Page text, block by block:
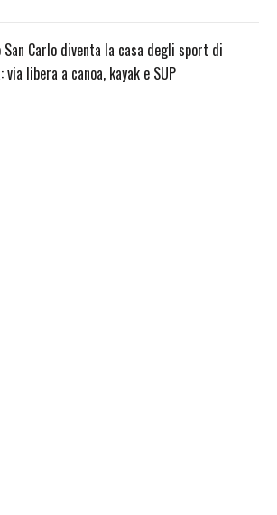
San Carlo diventa la casa degli sport di
via libera a canoa, kayak e SUP